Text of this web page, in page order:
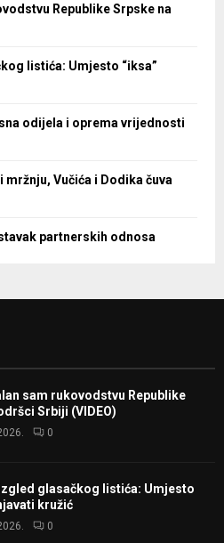
Republike Srpske na
listića: Umjesto “iksa”
odijela i oprema vrijednosti
Vučića i Dodika čuva
partnerskih odnosa
sam rukovodstvu Republike
Srbiji (VIDEO)
0
glasačkog listića: Umjesto
kružić
0